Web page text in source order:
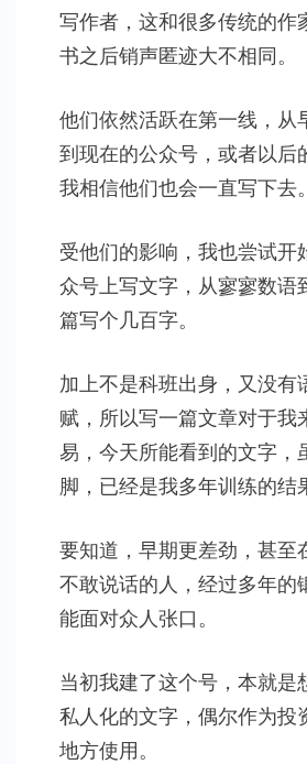
写作者，这和很多传统的作
书之后销声匿迹大不相同。
他们依然活跃在第一线，从
到现在的公众号，或者以后
我相信他们也会一直写下去。
受他们的影响，我也尝试开
众号上写文字，从寥寥数语
篇写个几百字。
加上不是科班出身，又没有
赋，所以写一篇文章对于我
易，今天所能看到的文字，
脚，已经是我多年训练的结
要知道，早期更差劲，甚至
不敢说话的人，经过多年的
能面对众人张口。
当初我建了这个号，本就是
私人化的文字，偶尔作为投
地方使用。